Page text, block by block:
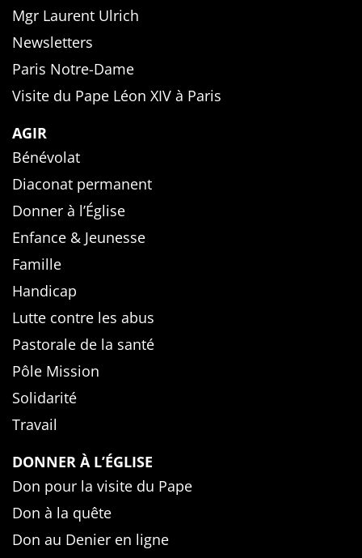
Mgr Laurent Ulrich
Newsletters
Paris Notre-Dame
Visite du Pape Léon XIV à Paris
AGIR
Bénévolat
Diaconat permanent
Donner à l’Église
Enfance & Jeunesse
Famille
Handicap
Lutte contre les abus
Pastorale de la santé
Pôle Mission
Solidarité
Travail
DONNER À L’ÉGLISE
Don pour la visite du Pape
Don à la quête
Don au Denier en ligne